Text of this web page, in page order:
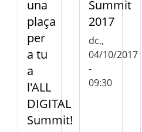
una
plaça
per
a tu
a
l'ALL
DIGITAL
Summit!
Summit
2017
dc.,
04/10/2017
-
09:30